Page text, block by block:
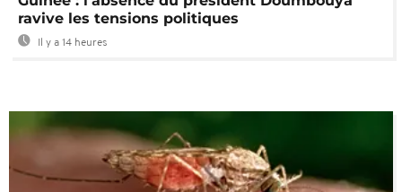
ravive les tensions politiques
Il y a 14 heures